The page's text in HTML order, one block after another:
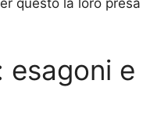
questo la loro
e